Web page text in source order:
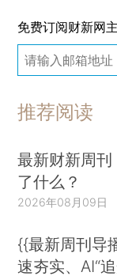
免费订阅财新网
推荐阅读
最新财新周
了什么？
2026年08月09日
{{最新周刊导
速夯实、AI“